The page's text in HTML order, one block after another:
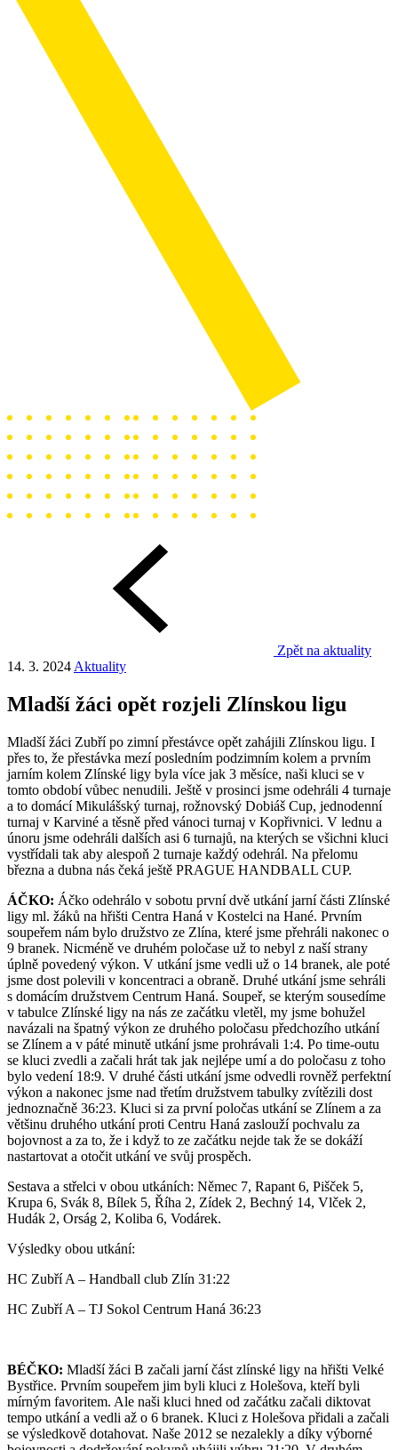
Zpět na aktuality
14. 3. 2024 Aktuality
Mladší žáci opět rozjeli Zlínskou ligu
Mladší žáci Zubří po zimní přestávce opět zahájili Zlínskou ligu. I
přes to, že přestávka mezí posledním podzimním kolem a prvním
jarním kolem Zlínské ligy byla více jak 3 měsíce, naši kluci se v
tomto období vůbec nenudili. Ještě v prosinci jsme odehráli 4 turnaje
a to domácí Mikulášský turnaj, rožnovský Dobiáš Cup, jednodenní
turnaj v Karviné a těsně před vánoci turnaj v Kopřivnici. V lednu a
únoru jsme odehráli dalších asi 6 turnajů, na kterých se všichni kluci
vystřídali tak aby alespoň 2 turnaje každý odehrál. Na přelomu
března a dubna nás čeká ještě PRAGUE HANDBALL CUP.
ÁČKO: Áčko odehrálo v sobotu první dvě utkání jarní části Zlínské
ligy ml. žáků na hřišti Centra Haná v Kostelci na Hané. Prvním
soupeřem nám bylo družstvo ze Zlína, které jsme přehráli nakonec o
9 branek. Nicméně ve druhém poločase už to nebyl z naší strany
úplně povedený výkon. V utkání jsme vedli už o 14 branek, ale poté
jsme dost polevili v koncentraci a obraně. Druhé utkání jsme sehráli
s domácím družstvem Centrum Haná. Soupeř, se kterým sousedíme
v tabulce Zlínské ligy na nás ze začátku vletěl, my jsme bohužel
navázali na špatný výkon ze druhého poločasu předchozího utkání
se Zlínem a v páté minutě utkání jsme prohrávali 1:4. Po time-outu
se kluci zvedli a začali hrát tak jak nejlépe umí a do poločasu z toho
bylo vedení 18:9. V druhé části utkání jsme odvedli rovněž perfektní
výkon a nakonec jsme nad třetím družstvem tabulky zvítězili dost
jednoznačně 36:23. Kluci si za první poločas utkání se Zlínem a za
většinu druhého utkání proti Centru Haná zaslouží pochvalu za
bojovnost a za to, že i když to ze začátku nejde tak že se dokáží
nastartovat a otočit utkání ve svůj prospěch.
Sestava a střelci v obou utkáních: Němec 7, Rapant 6, Pišček 5,
Krupa 6, Svák 8, Bílek 5, Říha 2, Zídek 2, Bechný 14, Vlček 2,
Hudák 2, Orság 2, Koliba 6, Vodárek.
Výsledky obou utkání:
HC Zubří A – Handball club Zlín 31:22
HC Zubří A – TJ Sokol Centrum Haná 36:23
BÉČKO: Mladší žáci B začali jarní část zlínské ligy na hřišti Velké
Bystřice. Prvním soupeřem jim byli kluci z Holešova, kteří byli
mírným favoritem. Ale naši kluci hned od začátku začali diktovat
tempo utkání a vedli až o 6 branek. Kluci z Holešova přidali a začali
se výsledkově dotahovat. Naše 2012 se nezalekly a díky výborné